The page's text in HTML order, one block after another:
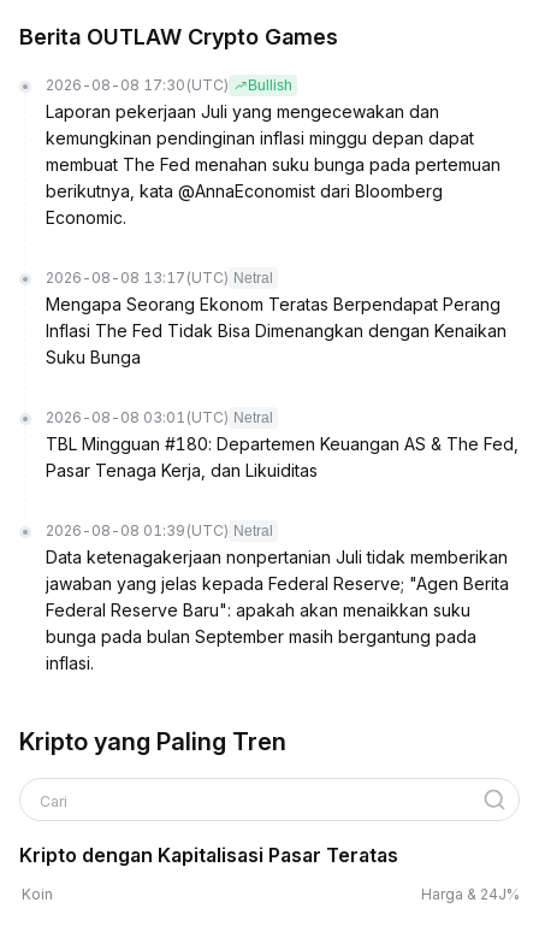
Berita OUTLAW Crypto Games
2026-08-08 17:30 (UTC) Bullish
Laporan pekerjaan Juli yang mengecewakan dan
kemungkinan pendinginan inflasi minggu depan dapat
membuat The Fed menahan suku bunga pada pertemuan
berikutnya, kata @AnnaEconomist dari Bloomberg
Economic.
2026-08-08 13:17 (UTC) Netral
Mengapa Seorang Ekonom Teratas Berpendapat Perang
Inflasi The Fed Tidak Bisa Dimenangkan dengan Kenaikan
Suku Bunga
2026-08-08 03:01 (UTC) Netral
TBL Mingguan #180: Departemen Keuangan AS & The Fed,
Pasar Tenaga Kerja, dan Likuiditas
2026-08-08 01:39 (UTC) Netral
Data ketenagakerjaan nonpertanian Juli tidak memberikan
jawaban yang jelas kepada Federal Reserve; "Agen Berita
Federal Reserve Baru": apakah akan menaikkan suku
bunga pada bulan September masih bergantung pada
inflasi.
Kripto yang Paling Tren
Cari
Kripto dengan Kapitalisasi Pasar Teratas
Koin Harga & 24J%